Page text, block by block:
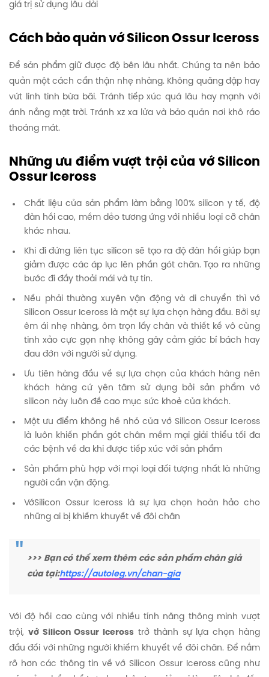
giá trị sử dụng lâu dài
Cách bảo quản vớ Silicon Ossur Iceross
Để sản phẩm giữ được độ bên lâu nhất. Chúng ta nên bảo
quản một cách cẩn thận nhẹ nhàng. Không quăng đập hay
vứt linh tinh bừa bãi. Tránh tiếp xúc quá lâu hay mạnh với
ánh nắng mặt trời. Tránh xz xa lửa và bảo quản nơi khô ráo
thoáng mát.
Những ưu điểm vượt trội của vớ Silicon
Ossur Iceross
Chất liệu của sản phẩm làm bằng 100% silicon y tế, độ
đàn hồi cao, mềm dẻo tương ứng với nhiều loại cỡ chân
khác nhau.
Khi đi đứng liên tục silicon sẽ tạo ra độ đàn hồi giúp bạn
giảm được các áp lục lên phần gót chân. Tạo ra những
bước đi đầy thoải mái và tự tin.
Nếu phải thường xuyên vận động và di chuyển thì vớ
Silicon Ossur Iceross là một sự lựa chọn hàng đầu. Bởi sự
êm ái nhẹ nhàng, ôm trọn lấy chân và thiết kế vô cùng
tinh xảo cực gọn nhẹ không gây cảm giác bí bách hay
đau đớn với người sử dụng.
Ưu tiên hàng đầu về sự lựa chọn của khách hàng nên
khách hàng cứ yên tâm sử dụng bởi sản phẩm vớ
silicon này luôn đề cao mục sức khoẻ của khách.
Một ưu điểm không hề nhỏ của vớ Silicon Ossur Iceross
là luôn khiến phần gót chân mềm mại giải thiểu tối đa
các bệnh về da khi được tiếp xúc với sản phẩm
Sản phẩm phù hợp với mọi loại đối tượng nhất là những
người cần vận động.
VớSilicon Ossur Iceross là sự lựa chọn hoàn hảo cho
những ai bị khiếm khuyết về đôi chân
>>> Bạn có thể xem thêm các sản phẩm chân giả
của tại:https://autoleg.vn/chan-gia
Với độ hồi cao cùng với nhiều tính năng thông minh vượt
trội, vớ Silicon Ossur Iceross trở thành sự lựa chọn hàng
đầu đối với những người khiếm khuyết về đôi chân. Để nắm
rõ hơn các thông tin về vớ Silicon Ossur Iceross cũng như